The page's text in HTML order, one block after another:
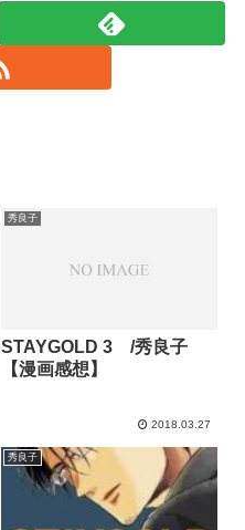
秀良子
STAYGOLD 3 /秀良子
【漫画感想】
2018.03.27
秀良子